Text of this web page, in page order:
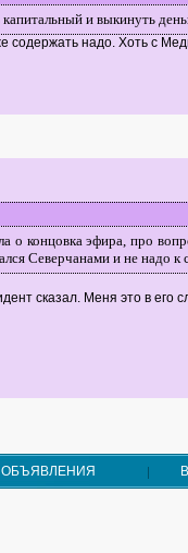
и выкинуть
содержать надо. Хоть с
о концовка эфира, про
Северчанами и не надо к
сказал. Меня это в его
ОБЪЯВЛЕНИЯ